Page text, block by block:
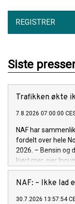
REGISTRER
Siste
Trafikken økte
7.8.2026 07:00:00
NAF har
fordelt over hele
2026. – Bensin og
kjørt mer, sier
NAF: – Ikke lad
30.7.2026 13:57:54